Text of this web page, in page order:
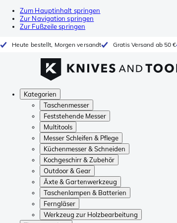
Zum Hauptinhalt springen
Zur Navigation springen
Zur Fußzeile springen
Heute bestellt, Morgen versandt Gratis Versand ab 50 €
Kategorien
Taschenmesser
Feststehende Messer
Multitools
Messer Schleifen & Pflege
Küchenmesser & Schneiden
Kochgeschirr & Zubehör
Outdoor & Gear
Äxte & Gartenwerkzeug
Taschenlampen & Batterien
Ferngläser
Werkzeug zur Holzbearbeitung